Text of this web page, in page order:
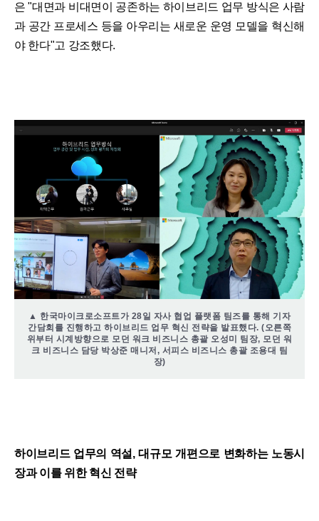
은 "대면과 비대면이 공존하는 하이브리드 업무 방식은 사람
과 공간 프로세스 등을 아우리는 새로운 운영 모델을 혁신해
야 한다"고 강조했다.
▲ 한국마이크로소프트가 28일 자사 협업 플랫폼 팀즈를 통해 기자
간담회를 진행하고 하이브리드 업무 혁신 전략을 발표했다. (오른쪽
위부터 시계방향으로 모던 워크 비즈니스 총괄 오성미 팀장, 모던 워
크 비즈니스 담당 박상준 매니저, 서피스 비즈니스 총괄 조용대 팀
장)
하이브리드 업무의 역설, 대규모 개편으로 변화하는 노동시
장과 이를 위한 혁신 전략